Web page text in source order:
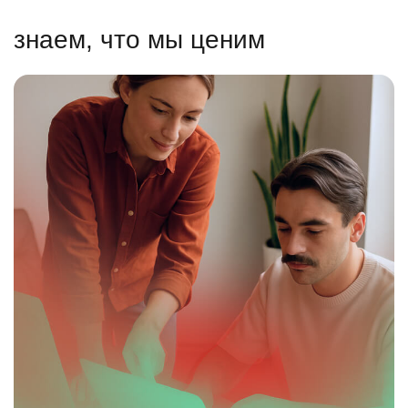
знаем, что мы ценим